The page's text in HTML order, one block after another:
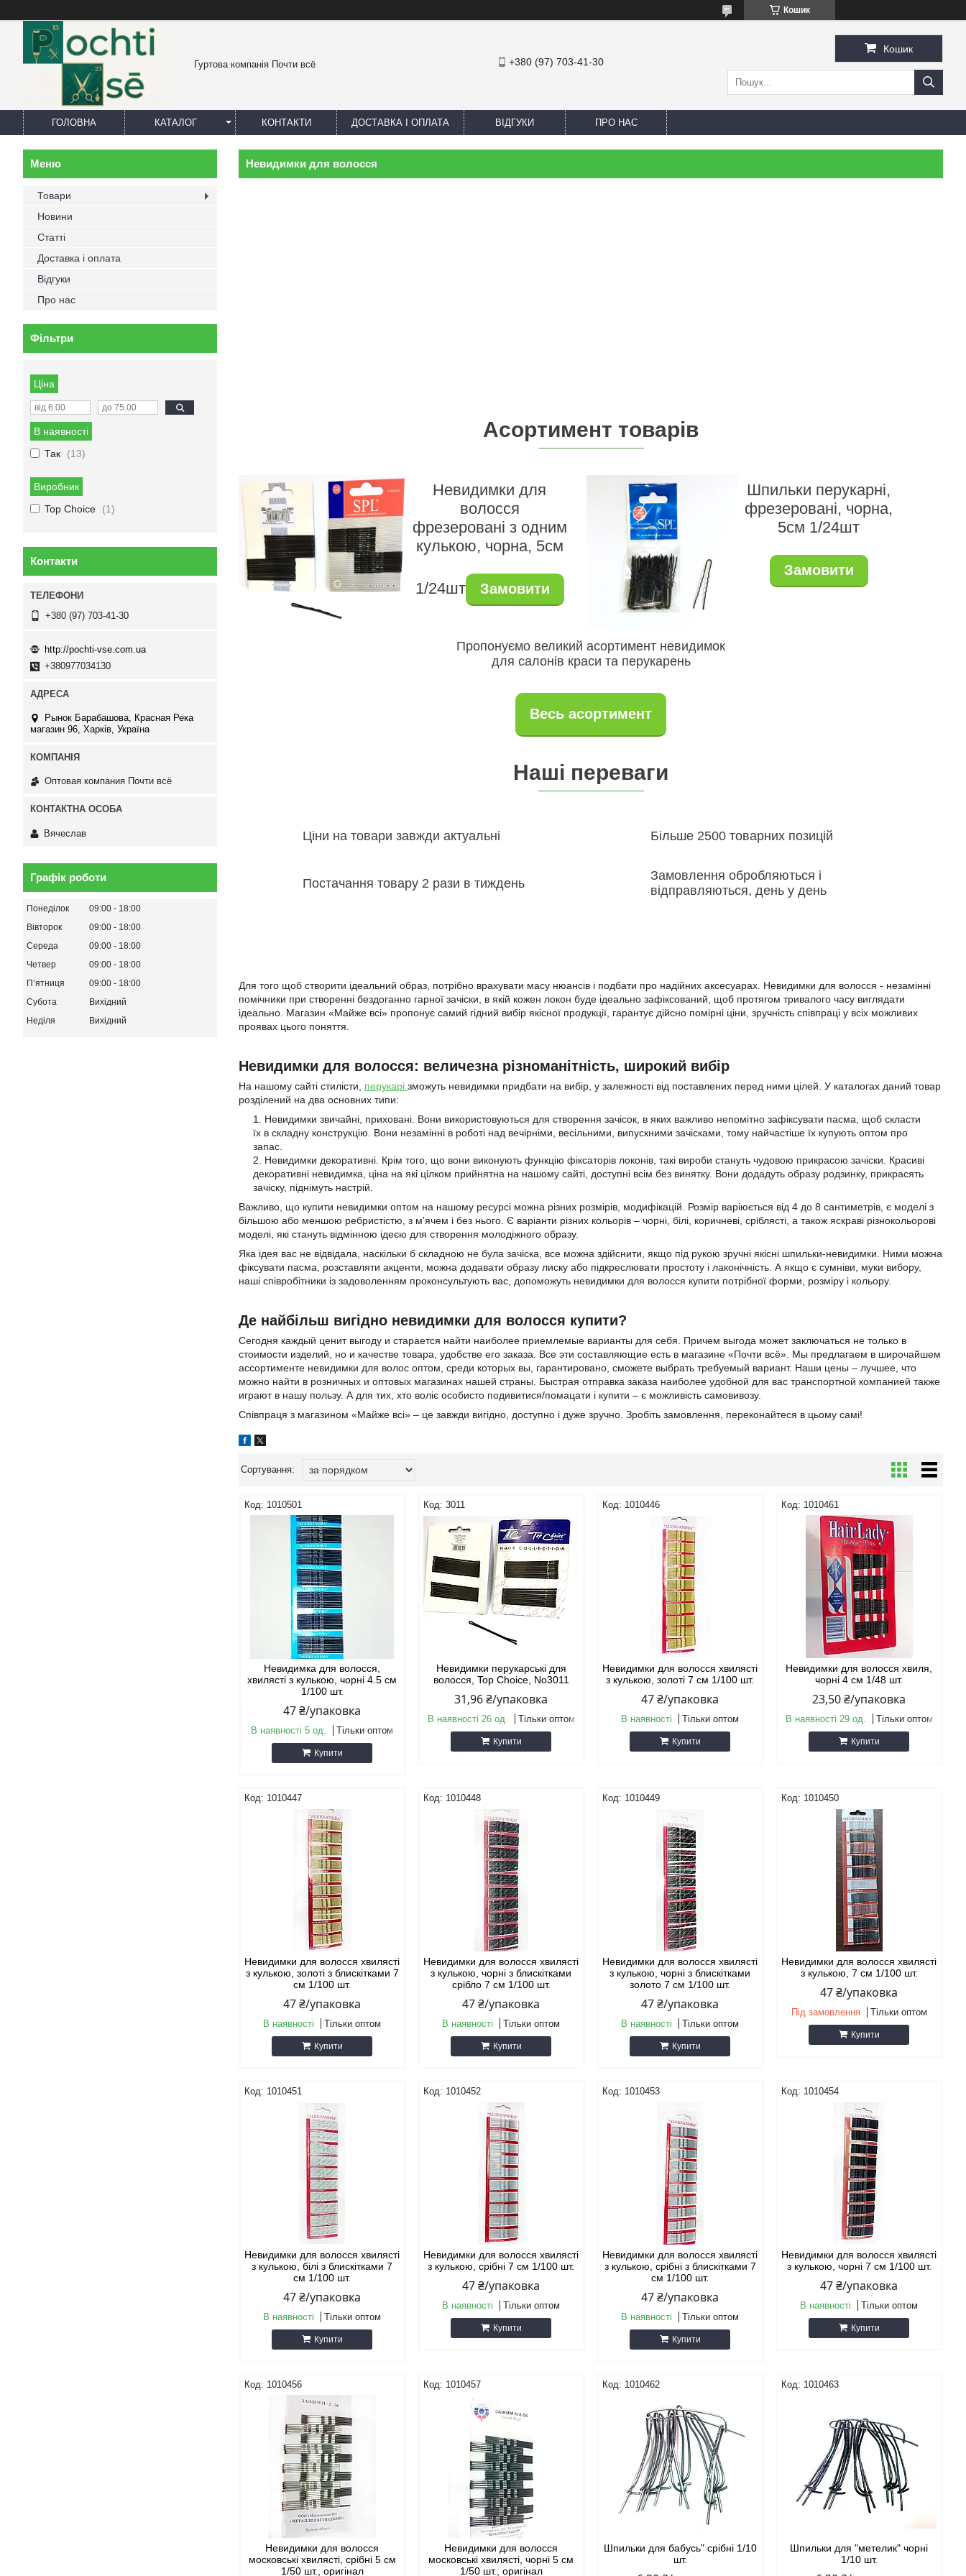
Кошик
Гуртова компанія Почти всё +380 (97) 703-41-30
Кошик
ГОЛОВНА КАТАЛОГ КОНТАКТИ ДОСТАВКА І ОПЛАТА ВІДГУКИ ПРО НАС
Невидимки для волосся
Асортимент товарів
Невидимки для
волосся
фрезеровані з одним
кулькою, чорна, 5см
1/24шт Замовити
Шпильки перукарні,
фрезеровані, чорна,
5см 1/24шт
Замовити
Пропонуємо великий асортимент невидимок
для салонів краси та перукарень
Весь асортимент
Наші переваги
Ціни на товари завжди актуальні
Постачання товару 2 рази в тиждень
Більше 2500 товарних позицій
Замовлення обробляються і
відправляються, день у день
Для того щоб створити ідеальний образ, потрібно врахувати масу нюансів і подбати про надійних аксесуарах. Невидимки для волосся - незамінні
помічники при створенні бездоганно гарної зачіски, в якій кожен локон буде ідеально зафіксований, щоб протягом тривалого часу виглядати
ідеально. Магазин «Майже всі» пропонує самий гідний вибір якісної продукції, гарантує дійсно помірні ціни, зручність співпраці у всіх можливих
проявах цього поняття.
Невидимки для волосся: величезна різноманітність, широкий вибір
На нашому сайті стилісти, перукарі зможуть невидимки придбати на вибір, у залежності від поставлених перед ними цілей. У каталогах даний товар
розділений на два основних типи:
Невидимки звичайні, приховані. Вони використовуються для створення зачісок, в яких важливо непомітно зафіксувати пасма, щоб скласти
їх в складну конструкцію. Вони незамінні в роботі над вечірніми, весільними, випускними зачісками, тому найчастіше їх купують оптом про
запас.
Невидимки декоративні. Крім того, що вони виконують функцію фіксаторів локонів, такі вироби стануть чудовою прикрасою зачіски. Красиві
декоративні невидимка, ціна на які цілком прийнятна на нашому сайті, доступні всім без винятку. Вони додадуть образу родзинку, прикрасять
зачіску, піднімуть настрій.
Важливо, що купити невидимки оптом на нашому ресурсі можна різних розмірів, модифікацій. Розмір варіюється від 4 до 8 сантиметрів, є моделі з
більшою або меншою ребристістю, з м'ячем і без нього. Є варіанти різних кольорів – чорні, білі, коричневі, сріблясті, а також яскраві різнокольорові
моделі, які стануть відмінною ідеєю для створення молодіжного образу.
Яка ідея вас не відвідала, наскільки б складною не була зачіска, все можна здійснити, якщо під рукою зручні якісні шпильки-невидимки. Ними можна
фіксувати пасма, розставляти акценти, можна додавати образу лиску або підкреслювати простоту і лаконічність. А якщо є сумніви, муки вибору,
наші співробітники із задоволенням проконсультують вас, допоможуть невидимки для волосся купити потрібної форми, розміру і кольору.
Де найбільш вигідно невидимки для волосся купити?
Сегодня каждый ценит выгоду и старается найти наиболее приемлемые варианты для себя. Причем выгода может заключаться не только в
стоимости изделий, но и качестве товара, удобстве его заказа. Все эти составляющие есть в магазине «Почти всё». Мы предлагаем в широчайшем
ассортименте невидимки для волос оптом, среди которых вы, гарантировано, сможете выбрать требуемый вариант. Наши цены – лучшее, что
можно найти в розничных и оптовых магазинах нашей страны. Быстрая отправка заказа наиболее удобной для вас транспортной компанией также
играют в нашу пользу. А для тих, хто воліє особисто подивитися/помацати і купити – є можливість самовивозу.
Співпраця з магазином «Майже всі» – це завжди вигідно, доступно і дуже зручно. Зробіть замовлення, переконайтеся в цьому самі!
1010501
Невидимка для волосся,
хвилясті з кулькою, чорні 4.5 см
1/100 шт.
47 ₴/упаковка
В наявності 5 од. Тільки оптом
Купити
3011
Невидимки перукарські для
волосся, Top Choice, No3011
31,96 ₴/упаковка
В наявності 26 од. Тільки оптом
Купити
1010446
Невидимки для волосся хвилясті
з кулькою, золоті 7 см 1/100 шт.
47 ₴/упаковка
В наявності Тільки оптом
Купити
1010461
Невидимки для волосся хвиля,
чорні 4 см 1/48 шт.
23,50 ₴/упаковка
В наявності 29 од. Тільки оптом
Купити
1010447
Невидимки для волосся хвилясті
з кулькою, золоті з блискітками 7
см 1/100 шт.
47 ₴/упаковка
В наявності Тільки оптом
Купити
1010448
Невидимки для волосся хвилясті
з кулькою, чорні з блискітками
срібло 7 см 1/100 шт.
47 ₴/упаковка
В наявності Тільки оптом
Купити
1010449
Невидимки для волосся хвилясті
з кулькою, чорні з блискітками
золото 7 см 1/100 шт.
47 ₴/упаковка
В наявності Тільки оптом
Купити
1010450
Невидимки для волосся хвилясті
з кулькою, 7 см 1/100 шт.
47 ₴/упаковка
Під замовлення Тільки оптом
Купити
1010451
Невидимки для волосся хвилясті
з кулькою, білі з блискітками 7
см 1/100 шт.
47 ₴/упаковка
В наявності Тільки оптом
Купити
1010452
Невидимки для волосся хвилясті
з кулькою, срібні 7 см 1/100 шт.
47 ₴/упаковка
В наявності Тільки оптом
Купити
1010453
Невидимки для волосся хвилясті
з кулькою, срібні з блискітками 7
см 1/100 шт.
47 ₴/упаковка
В наявності Тільки оптом
Купити
1010454
Невидимки для волосся хвилясті
з кулькою, чорні 7 см 1/100 шт.
47 ₴/упаковка
В наявності Тільки оптом
Купити
1010456
Невидимки для волосся
московські хвилясті, срібні 5 см
1/50 шт., оригінал
1010457
Невидимки для волосся
московські хвилясті, чорні 5 см
1/50 шт., оригінал
1010462
Шпильки для бабусь" срібні 1/10
шт.
1010463
Шпильки для "метелик" чорні
1/10 шт.
Товари
Новини
Статті
Доставка і оплата
Відгуки
Про нас
Фільтри
Ціна
В наявності
Так
13
Виробник
Top Choice
1
Контакти
+380 (97) 703-41-30
http://pochti-vse.com.ua
+380977034130
Рынок Барабашова, Красная Река
магазин 96, Харків, Україна
Оптовая компания Почти всё
Вячеслав
Графік роботи
Понеділок 09:00
18:00
Вівторок
09:00
18:00
Середа
09:00
18:00
Четвер
09:00
18:00
Пʼятниця
09:00
18:00
Субота
Вихідний
Неділя
Вихідний